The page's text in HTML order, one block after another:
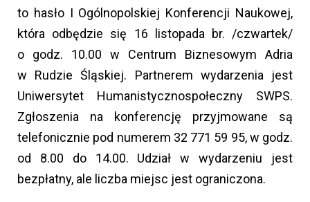
to hasło I Ogólnopolskiej Konferencji Naukowej,
która odbędzie się 16 listopada br. /czwartek/
o godz. 10.00 w Centrum Biznesowym Adria
w Rudzie Śląskiej. Partnerem wydarzenia jest
Uniwersytet Humanistycznospołeczny SWPS.
Zgłoszenia na konferencję przyjmowane są
telefonicznie pod numerem 32 771 59 95, w godz.
od 8.00 do 14.00. Udział w wydarzeniu jest
bezpłatny, ale liczba miejsc jest ograniczona.